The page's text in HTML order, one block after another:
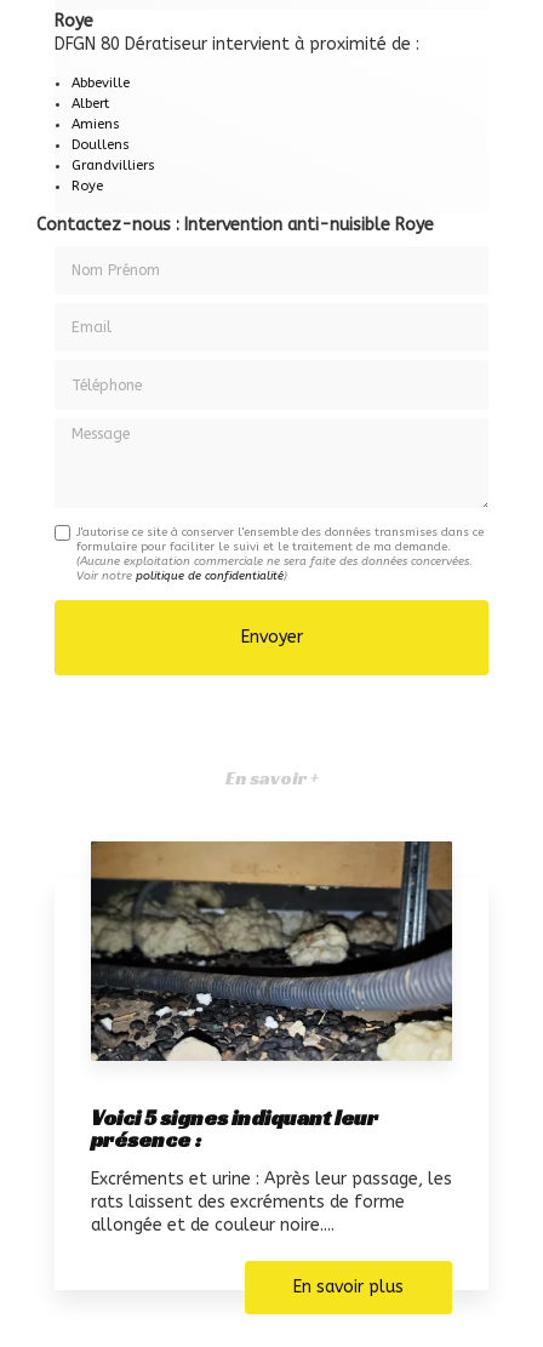
Roye
DFGN 80 Dératiseur intervient à proximité de :
Abbeville
Albert
Amiens
Doullens
Grandvilliers
Roye
Contactez-nous : Intervention anti-nuisible Roye
Message
J'autorise ce site à conserver l'ensemble des données transmises dans ce
formulaire pour faciliter le suivi et le traitement de ma demande.
(Aucune exploitation commerciale ne sera faite des données concervées.
Voir notrepolitique de confidentialité)
En savoir +
Voici 5 signes indiquant leur
présence :
Excréments et urine : Après leur passage, les
rats laissent des excréments de forme
allongée et de couleur noire....
En savoir plus